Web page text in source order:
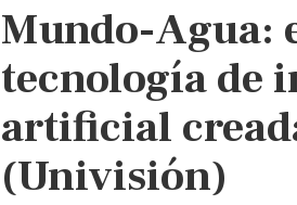
Mundo-Agua:
tecnología de
artificial
(Univisión)